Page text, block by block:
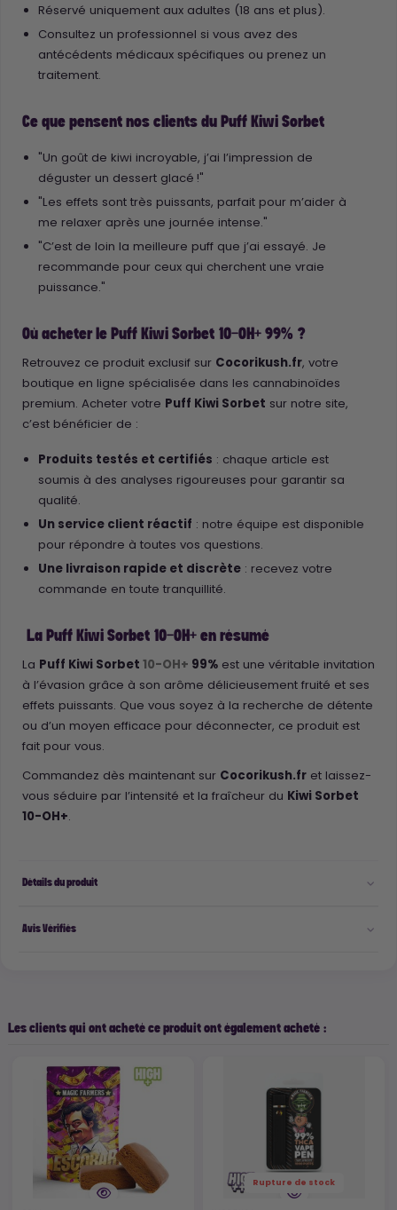
Réservé uniquement aux adultes (18 ans et plus).
Consultez un professionnel si vous avez des
antécédents médicaux spécifiques ou prenez un
traitement.
Ce que pensent nos clients du Puff Kiwi Sorbet
"Un goût de kiwi incroyable, j’ai l’impression de
déguster un dessert glacé !"
"Les effets sont très puissants, parfait pour m’aider à
me relaxer après une journée intense."
"C’est de loin la meilleure puff que j’ai essayé. Je
recommande pour ceux qui cherchent une vraie
puissance."
Où acheter le Puff Kiwi Sorbet 10-OH+ 99% ?
Retrouvez ce produit exclusif sur Cocorikush.fr, votre
boutique en ligne spécialisée dans les cannabinoïdes
premium. Acheter votre Puff Kiwi Sorbet sur notre site,
c’est bénéficier de :
Produits testés et certifiés : chaque article est
soumis à des analyses rigoureuses pour garantir sa
qualité.
Un service client réactif : notre équipe est disponible
pour répondre à toutes vos questions.
Une livraison rapide et discrète : recevez votre
commande en toute tranquillité.
La Puff Kiwi Sorbet 10-OH+ en résumé
La Puff Kiwi Sorbet 10-OH+ 99% est une véritable invitation
à l’évasion grâce à son arôme délicieusement fruité et ses
effets puissants. Que vous soyez à la recherche de détente
ou d’un moyen efficace pour déconnecter, ce produit est
fait pour vous.
Commandez dès maintenant sur Cocorikush.fr et laissez-
vous séduire par l’intensité et la fraîcheur du Kiwi Sorbet
10-OH+.
Détails du produit
Avis Vérifiés
Les clients qui ont acheté ce produit ont également acheté :
Rupture de stock